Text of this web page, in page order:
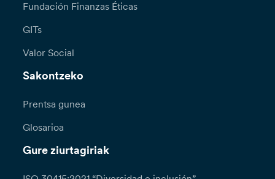
Fundación Finanzas Éticas
GITs
Valor Social
Sakontzeko
Prentsa gunea
Glosarioa
Gure ziurtagiriak